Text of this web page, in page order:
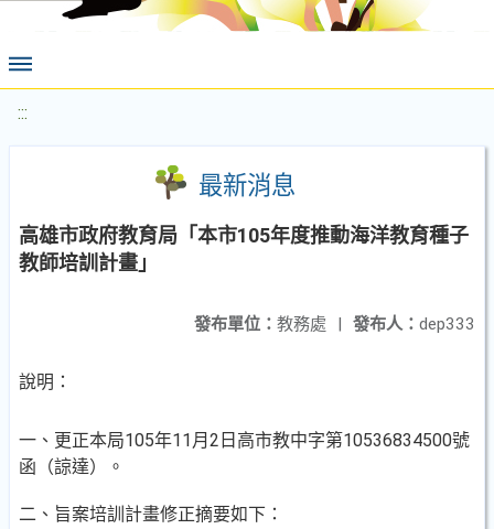
:::
最新消息
高雄市政府教育局「本市105年度推動海洋教育種子
教師培訓計畫」
發布人： dep333
發布單位： 教務處 |
說明：
一、更正本局105年11月2日高市教中字第10536834500號
函（諒達）。
二、旨案培訓計畫修正摘要如下：